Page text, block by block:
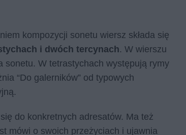
kompozycji sonetu wiersz składa się
i dwóch tercynach. W wierszu
sonetu. W tetrastychach występują rymy
“Do galerników” od typowych
do konkretnych adresatów. Ma też
mówi o swoich przeżyciach i ujawnia